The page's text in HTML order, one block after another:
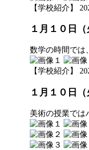
【学校紹介】
１月１０日
数学の時間では
【学校紹介】
１月１０日
美術の授業では